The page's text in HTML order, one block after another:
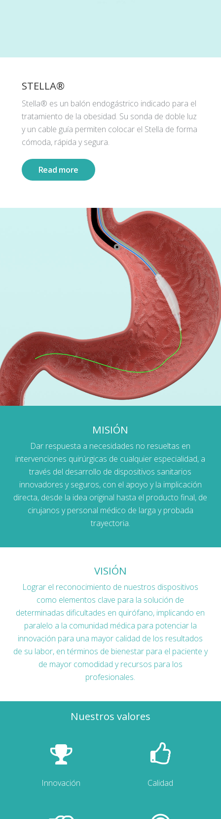
STELLA®
Stella® es un balón endogástrico indicado para el
tratamiento de la obesidad. Su sonda de doble luz
y un cable guía permiten colocar el Stella de forma
cómoda, rápida y segura.
Read more
MISIÓN
Dar respuesta a necesidades no resueltas en
intervenciones quirúrgicas de cualquier especialidad, a
través del desarrollo de dispositivos sanitarios
innovadores y seguros, con el apoyo y la implicación
directa, desde la idea original hasta el producto final, de
cirujanos y personal médico de larga y probada
trayectoria.
VISIÓN
Lograr el reconocimiento de nuestros dispositivos
como elementos clave para la solución de
determinadas dificultades en quirófano, implicando en
paralelo a la comunidad médica para potenciar la
innovación para una mayor calidad de los resultados
de su labor, en términos de bienestar para el paciente y
de mayor comodidad y recursos para los
profesionales.
Nuestros valores
Innovación Calidad